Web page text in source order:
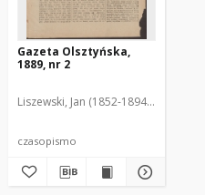
Gazeta Olsztyńska,
1889, nr 2
Liszewski, Jan (1852-1894). Red.
czasopismo